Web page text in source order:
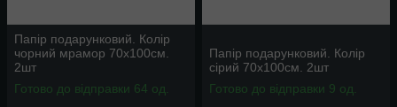
Папір подарунковий. Колір
чорний мрамор 70х100см.
2шт
Готово до відправки 64 од.
Папір подарунковий. Колір
сірий 70х100см. 2шт
Готово до відправки 9 од.